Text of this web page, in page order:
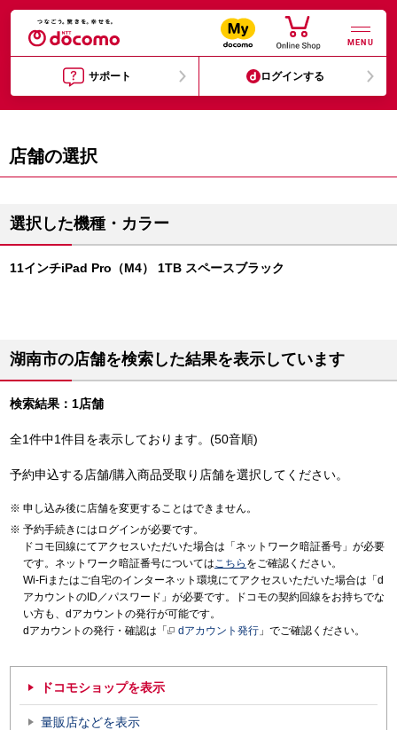
MENU
サポート ログインする
店舗の選択
選択した機種・カラー
11インチiPad Pro（M4） 1TB スペースブラック
湖南市の店舗を検索した結果を表示しています
検索結果：1店舗
全1件中1件目を表示しております。(50音順)
予約申込する店舗/購入商品受取り店舗を選択してください。
申し込み後に店舗を変更することはできません。
予約手続きにはログインが必要です。
ドコモ回線にてアクセスいただいた場合は「ネットワーク暗証番号」が必要
です。ネットワーク暗証番号についてはこちら をご確認ください。
Wi-Fiまたはご自宅のインターネット環境にてアクセスいただいた場合は「d
アカウントのID／パスワード」が必要です。ドコモの契約回線をお持ちでな
い方も、dアカウントの発行が可能です。
dアカウントの発行・確認は「
dアカウント発行 」でご確認ください。
ドコモショップを表示
量販店などを表示